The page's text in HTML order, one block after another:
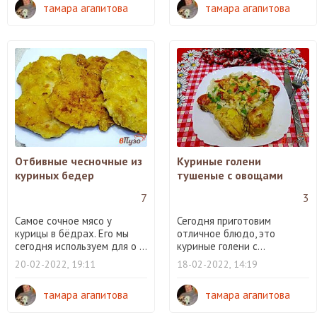
тамара агапитова тамара агапитова
Отбивные чесночные из
куриных бедер
7
Самое сочное мясо у
курицы в бёдрах. Его мы
сегодня используем для о ...
20-02-2022, 19:11
тамара агапитова
Куриные голени
тушеные с овощами
3
Сегодня приготовим
отличное блюдо, это
куриные голени с...
18-02-2022, 14:19
тамара агапитова